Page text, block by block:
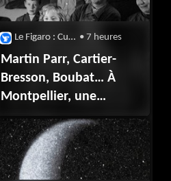
Le Figaro : Culture • 7 heures
Martin Parr, Cartier-
Bresson, Boubat… À
Montpellier, une
collection touchante de
premières photos